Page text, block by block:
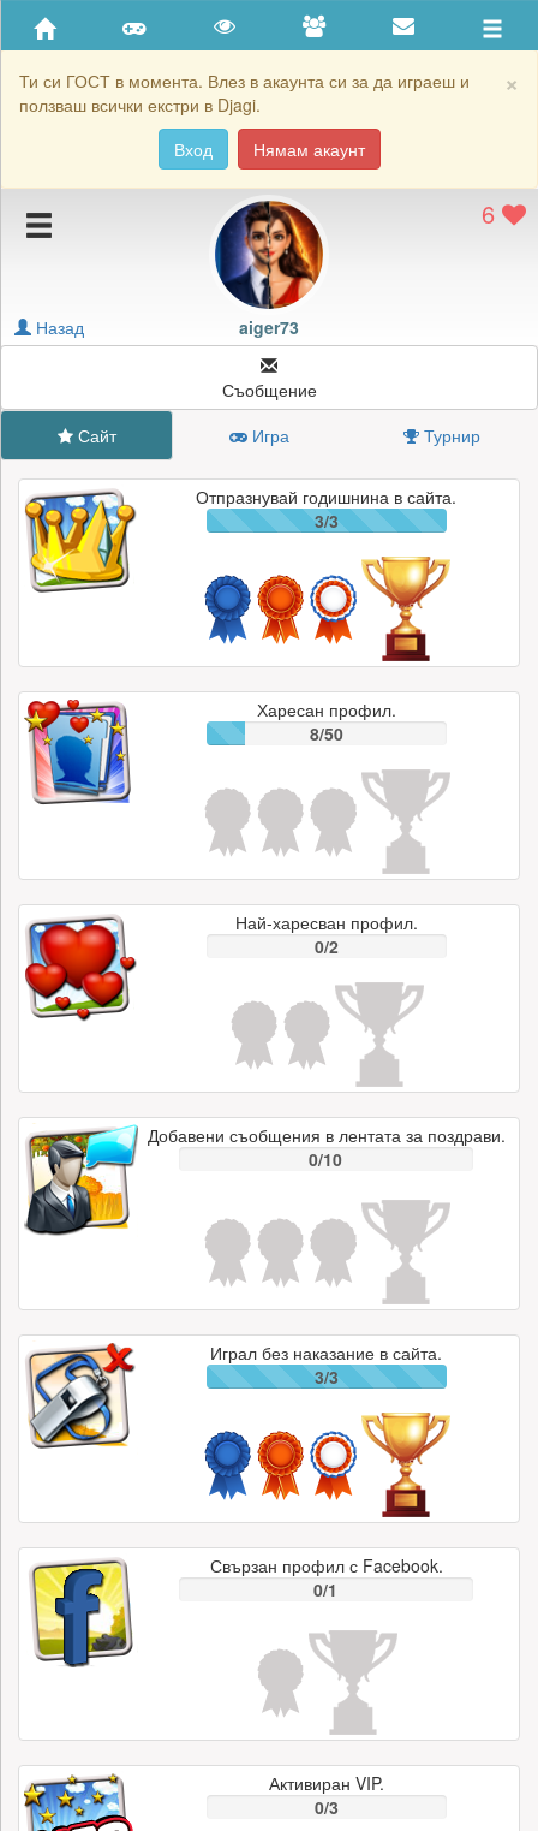
×
Ти си ГОСТ в момента. Влез в акаунта си за да играеш и
ползваш всички екстри в Djagi.
Вход
Нямам акаунт
Приятели
Хронология на игри
Подаръците на aiger73
Картичките на aiger73
Блокирай aiger73
6
aiger73
Назад
Съобщение
Сайт
Игра Турнир
Отпразнувай годишнина в сайта.
3/3
Харесан профил.
8/50
Най-харесван профил.
0/2
Добавени съобщения в лентата за поздрави.
0/10
Играл без наказание в сайта.
3/3
Свързан профил с Facebook.
0/1
Активиран VIP.
0/3